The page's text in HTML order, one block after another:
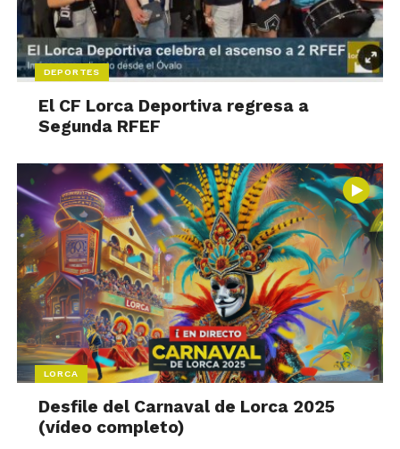
DEPORTES
El CF Lorca Deportiva regresa a
Segunda RFEF
LORCA
Desfile del Carnaval de Lorca 2025
(vídeo completo)